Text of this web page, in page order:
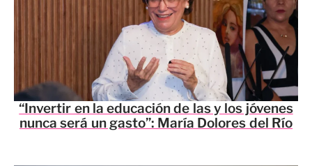
“Invertir en la educación de las y los jóvenes
nunca será un gasto”: María Dolores del Río